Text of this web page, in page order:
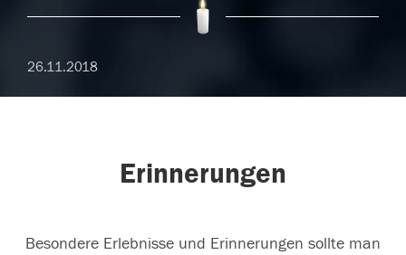
26.11.2018
Erinnerungen
Besondere Erlebnisse und Erinnerungen sollte man